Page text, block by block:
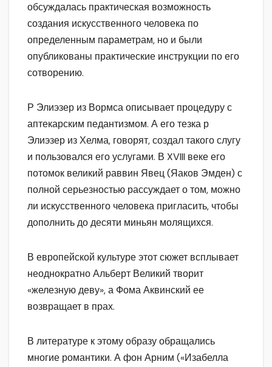
обсуждалась практическая возможность
создания искусственного человека по
определенным параметрам, но и были
опубликованы практические инструкции по его
сотворению.
Р Элиэзер из Вормса описывает процедуру с
аптекарским педантизмом. А его тезка р
Элиэзер из Хелма, говорят, создал такого слугу
и пользовался его услугами. В XVIII веке его
потомок великий раввин Явец (Яаков Эмден) с
полной серьезностью рассуждает о том, можно
ли искусственного человека пригласить, чтобы
дополнить до десяти миньян молящихся.
В европейской культуре этот сюжет всплывает
неоднократно Альберт Великий творит
«железную деву», а Фома Аквинский ее
возвращает в прах.
В литературе к этому образу обращались
многие романтики. А фон Арним («Изабелла